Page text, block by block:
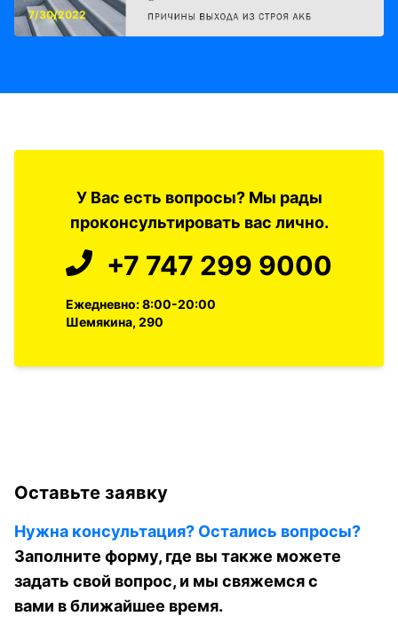
7/30/2022
У Вас есть вопросы? Мы рады
проконсультировать вас лично.
+7 747 299 9000
Ежедневно: 8:00-20:00
Шемякина, 290
Оставьте заявку
Нужна консультация? Остались вопросы?
Заполните форму, где вы также можете
задать свой вопрос, и мы свяжемся с
вами в ближайшее время.